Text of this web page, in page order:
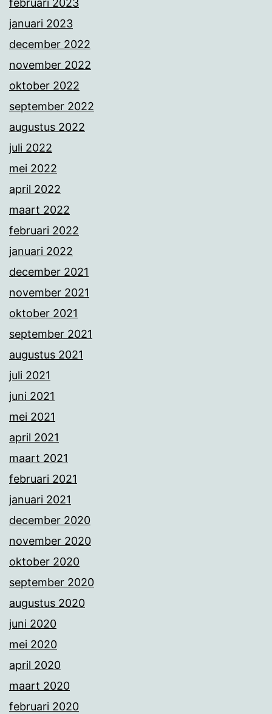
februari 2023
januari 2023
december 2022
november 2022
oktober 2022
september 2022
augustus 2022
juli 2022
mei 2022
april 2022
maart 2022
februari 2022
januari 2022
december 2021
november 2021
oktober 2021
september 2021
augustus 2021
juli 2021
juni 2021
mei 2021
april 2021
maart 2021
februari 2021
januari 2021
december 2020
november 2020
oktober 2020
september 2020
augustus 2020
juni 2020
mei 2020
april 2020
maart 2020
februari 2020